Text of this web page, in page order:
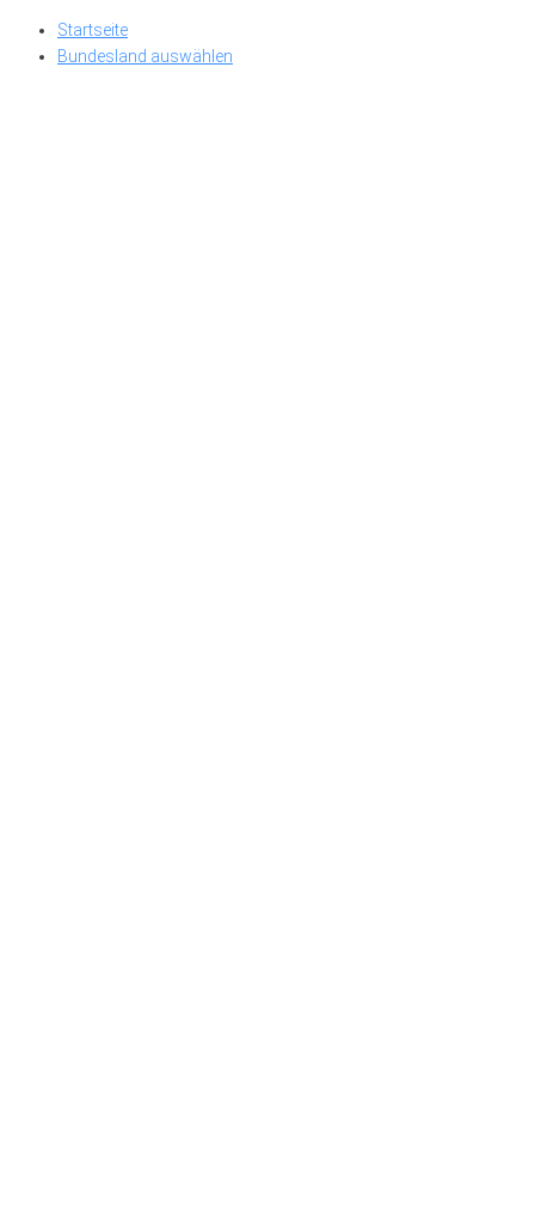
Skip
Startseite
Bundesland auswählen